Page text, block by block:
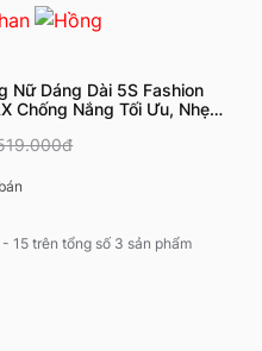
Nữ Dáng Dài 5S Fashion
Chống Nắng Tối Ưu, Nhẹ
- 15 trên tổng số 3 sản phẩm